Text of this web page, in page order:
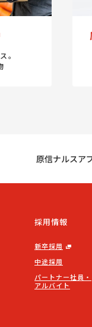
。
原信ナルスア
採用情報
新卒採用
中途採用
パートナー社員・
アルバイト